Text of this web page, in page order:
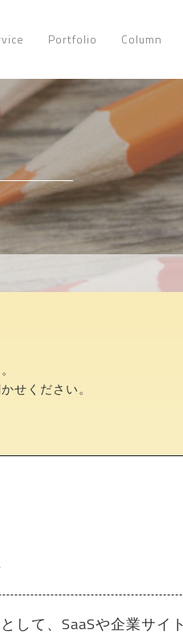
Portfolio Column
せください。
して、SaaSや企業サイ